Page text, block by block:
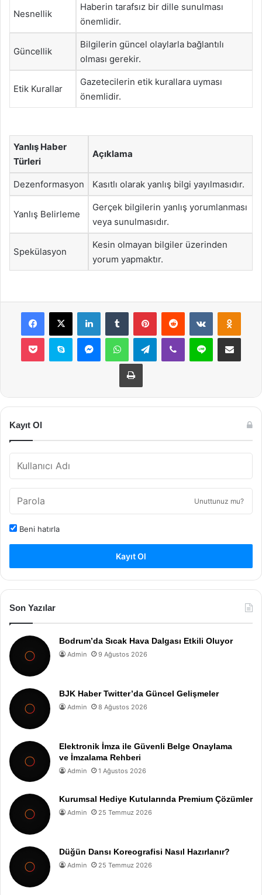
Nesnellik
Haberin tarafsız bir dille sunulması
önemlidir.
Güncellik
Bilgilerin güncel olaylarla bağlantılı
olması gerekir.
Etik Kurallar
Gazetecilerin etik kurallara uyması
önemlidir.
Yanlış Haber
Türleri
Açıklama
Dezenformasyon Kasıtlı olarak yanlış bilgi yayılmasıdır.
Yanlış Belirleme
Gerçek bilgilerin yanlış yorumlanması
veya sunulmasıdır.
Spekülasyon
Kesin olmayan bilgiler üzerinden
yorum yapmaktır.
Facebook
X LinkedInTumblr PinterestReddit VKontakte
Pocket Skype MessengerWhatsAppTelegramViber Line E-Posta ile
Yazdır
Kayıt Ol
Unuttunuz mu?
Beni hatırla
Kayıt Ol
Son Yazılar
Bodrum’da Sıcak Hava Dalgası Etkili Oluyor
Admin 9 Ağustos 2026
BJK Haber Twitter’da Güncel Gelişmeler
Admin 8 Ağustos 2026
Elektronik İmza ile Güvenli Belge Onaylama
ve İmzalama Rehberi
Admin 1 Ağustos 2026
Kurumsal Hediye Kutularında Premium Çözümler
Admin 25 Temmuz 2026
Düğün Dansı Koreografisi Nasıl Hazırlanır?
Admin 25 Temmuz 2026